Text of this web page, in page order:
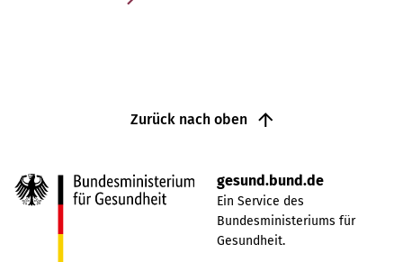
Zurück nach oben
gesund.bund.de
Ein Service des
Bundesministeriums für
Gesundheit.